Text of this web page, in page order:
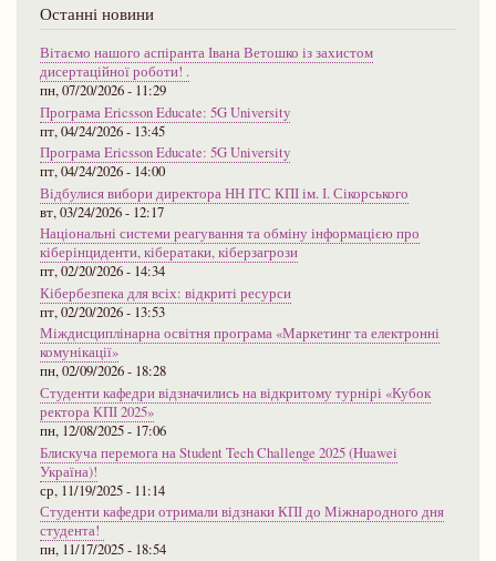
Останні новини
Вітаємо нашого аспіранта Івана Ветошко із захистом
дисертаційної роботи! .
пн, 07/20/2026 - 11:29
Програма Ericsson Educate: 5G University
пт, 04/24/2026 - 13:45
Програма Ericsson Educate: 5G University
пт, 04/24/2026 - 14:00
Відбулися вибори директора НН ІТС КПІ ім. І. Сікорського
вт, 03/24/2026 - 12:17
Національні системи реагування та обміну інформацією про
кіберінциденти, кібератаки, кіберзагрози
пт, 02/20/2026 - 14:34
Кібербезпека для всіх: відкриті ресурси
пт, 02/20/2026 - 13:53
Міждисциплінарна освітня програма «Маркетинг та електронні
комунікації»
пн, 02/09/2026 - 18:28
Студенти кафедри відзначились на відкритому турнірі «Кубок
ректора КПІ 2025»
пн, 12/08/2025 - 17:06
Блискуча перемога на Student Tech Challenge 2025 (Huawei
Україна)!
ср, 11/19/2025 - 11:14
Студенти кафедри отримали відзнаки КПІ до Міжнародного дня
студента!
пн, 11/17/2025 - 18:54